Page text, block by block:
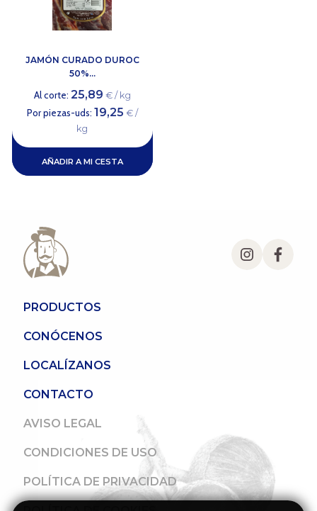
JAMÓN CURADO DUROC
50%...
Al corte: 25,89 € / kg
Por piezas-uds: 19,25 € /
kg
AÑADIR A MI CESTA
PRODUCTOS
CONÓCENOS
LOCALÍZANOS
CONTACTO
AVISO LEGAL
CONDICIONES DE USO
POLÍTICA DE PRIVACIDAD